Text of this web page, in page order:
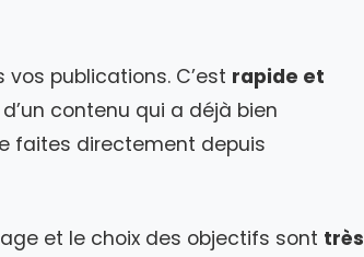
publications. C’est rapide et
contenu qui a déjà bien
faites directement depuis
et le choix des objectifs sont très